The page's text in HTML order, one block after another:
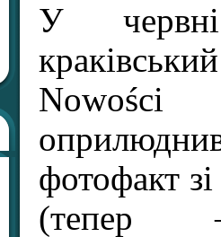
У
фотофакт